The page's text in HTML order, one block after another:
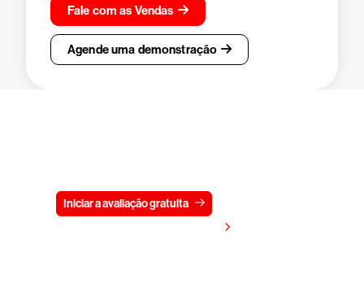
Fale com as Vendas
Agende uma demonstração
Iniciar a avaliação gratuita